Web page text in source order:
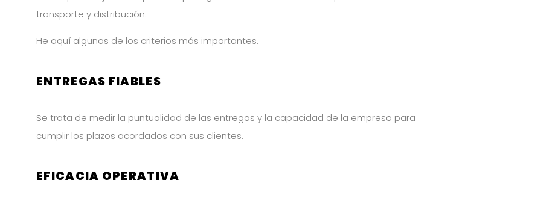
transporte y distribución.
He aquí algunos de los criterios más importantes.
ENTREGAS FIABLES
Se trata de medir la puntualidad de las entregas y la capacidad de la empresa para
cumplir los plazos acordados con sus clientes.
EFICACIA OPERATIVA